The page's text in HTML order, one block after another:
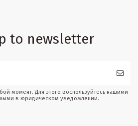
to newsletter
момент. Для этого воспользуйтесь нашими
в юридическом уведомлении.